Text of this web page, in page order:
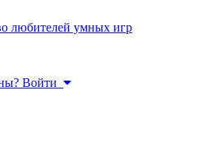
любителей умных игр
Войти